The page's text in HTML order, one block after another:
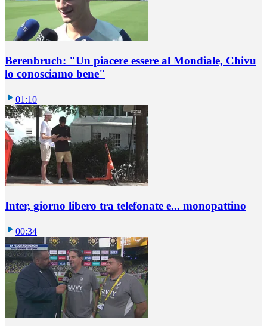
Berenbruch: "Un piacere essere al Mondiale, Chivu
lo conosciamo bene"
01:10
Inter, giorno libero tra telefonate e... monopattino
00:34